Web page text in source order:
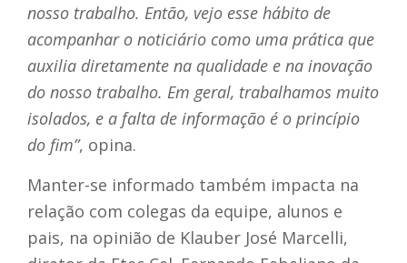
nosso trabalho. Então, vejo esse hábito de
acompanhar o noticiário como uma prática que
auxilia diretamente na qualidade e na inovação
do nosso trabalho. Em geral, trabalhamos muito
isolados, e a falta de informação é o princípio
do fim”, opina.
Manter-se informado também impacta na
relação com colegas da equipe, alunos e
pais, na opinião de Klauber José Marcelli,